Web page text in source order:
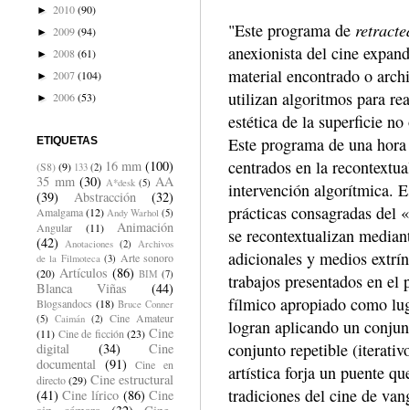
"Este programa de
anexionista del cine
material encontrado o
utilizan algoritmos para
estética de la superficie
Este programa de una
centrados en la
intervención algorítmica.
prácticas consagradas del
se recontextualizan
adicionales y medios
trabajos presentados en
fílmico apropiado como
logran aplicando un
conjunto repetible
artística forja un puente
tradiciones del cine de
► 2010(90)
► 2009(94)
► 2008(61)
► 2007(104)
► 2006(53)
ETIQUETAS
(S8)(9) 133 (2) 16 mm (100)
35 mm (30) A*desk (5) AA
(39)
Abstracción (32)
Amalgama(12) Andy Warhol (5)
Angular (11)
Animación
(42)
Anotaciones (2)
Archivos
de la Filmoteca (3) Arte sonoro
(20) Artículos (86) BIM (7)
Blanca Viñas (44)
Blogsandocs (18) Bruce Conner
(5) Caimán (2) Cine Amateur
(11) Cine de ficción (23) Cine
digital
(34)
Cine
documental (91)
Cine en
directo (29) Cine estructural
(41) Cine lírico (86) Cine